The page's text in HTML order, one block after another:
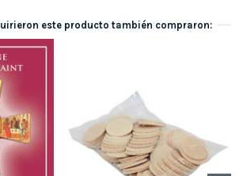
este producto también compraron: